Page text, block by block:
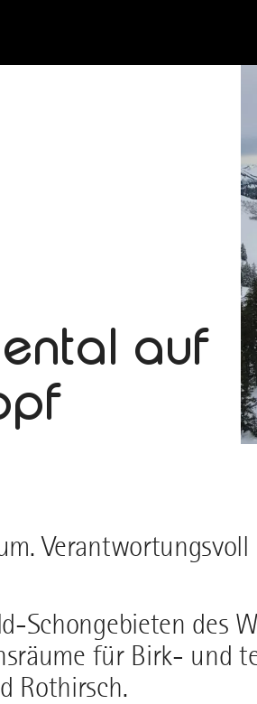
auf
Schongebieten des
für Birk- und
Rothirsch.